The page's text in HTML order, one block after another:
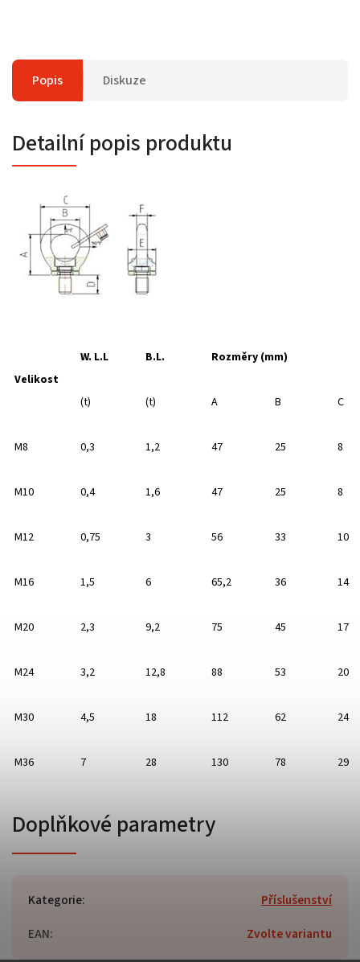
Popis Diskuze
Detailní popis produktu
Velikost
W. L.L B.L. Rozměry (mm)
(t) (t) A B C
M8 0,3 1,2 47 25 8
M10 0,4 1,6 47 25 8
M12 0,75 3 56 33 10
M16 1,5 6 65,2 36 14
M20 2,3 9,2 75 45 17
M24 3,2 12,8 88 53 20
M30 4,5 18 112 62 24
M36 7 28 130 78 29
Doplňkové parametry
Kategorie:
Příslušenství
EAN: Zvolte variantu